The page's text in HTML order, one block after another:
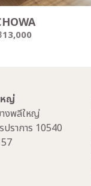
13,000
หญ่
งพลีใหญ่
ราการ 10540